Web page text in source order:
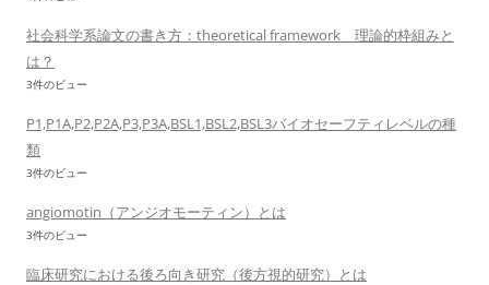
社会科学系論文の書き方：theoretical framework 理論的枠組みと
は？
3件のビュー
P1,P1A,P2,P2A,P3,P3A,BSL1,BSL2,BSL3バイオセーフティレベルの種
類
3件のビュー
angiomotin（アンジオモーティン）とは
3件のビュー
臨床研究における後ろ向き研究（後方視的研究）とは